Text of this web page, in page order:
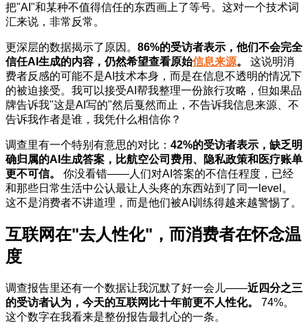
把"AI"和某种不值得信任的东西画上了等号。这对一个技术词
汇来说，非常反常。
更深层的数据揭示了原因。 86%的受访者表示，他们不会完全
信任AI生成的内容，仍然希望查看原始信息来源。
这说明消
费者反感的可能不是AI技术本身，而是在信息不透明的情况下
的被迫接受。我可以接受AI帮我整理一份旅行攻略，但如果品
牌告诉我"这是AI写的"然后戛然而止，不告诉我信息来源、不
告诉我作者是谁，我凭什么相信你？
调查里有一个特别有意思的对比： 42%的受访者表示，缺乏明
确归属的AI生成答案，比航空公司费用、隐私政策和医疗账单
更不可信。
你没看错——人们对AI答案的不信任程度，已经
和那些日常生活中公认最让人头疼的东西站到了同一level。
这不是消费者不讲道理，而是他们被AI训练得越来越警惕了。
互联网在"去人性化"，而消费者在怀念温
度
调查报告里还有一个数据让我沉默了好一会儿——近四分之三
的受访者认为，今天的互联网比十年前更不人性化。
74%。
这个数字在我看来是整份报告最扎心的一条。